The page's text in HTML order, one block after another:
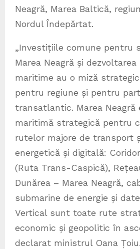
Neagră, Marea Baltică,
Nordul Îndepărtat.
„Investițiile comune pentru
Marea Neagră și
maritime au o miză
pentru regiune și pentru
transatlantic. Marea Neagră
maritimă strategică pentru
rutelor majore de transport
energetică și digitală:
(Ruta Trans-Caspică),
Dunărea – Marea Neagră,
submarine de energie și
Vertical sunt toate rute
economic și geopolitic în
declarat ministrul Oana Țoiu.